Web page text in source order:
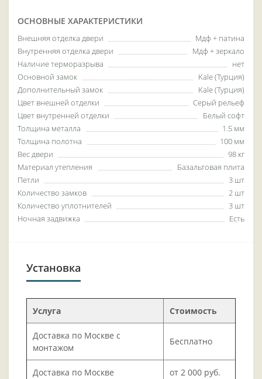
ОСНОВНЫЕ ХАРАКТЕРИСТИКИ
Внешняя отделка двери
Мдф + патина
Внутренняя отделка двери
Мдф + зеркало
Наличие терморазрыва
нет
Основной замок
Kale (Турция)
Дополнительный замок
Kale (Турция)
Цвет внешней отделки
Серый рельеф
Цвет внутренней отделки
Белый софт
Толщина металла
1.5 мм
Толщина полотна
100 мм
Вес двери
98 кг
Материал утепления
Базальтовая плита
Петли
3 шт
Количество замков
2 шт
Количество уплотнителей
3 шт
Ночная задвижка
Есть
Установка
Услуга Стоимость
Доставка по Москве с
монтажом
Бесплатно
Доставка по Москве от 2 000 руб.